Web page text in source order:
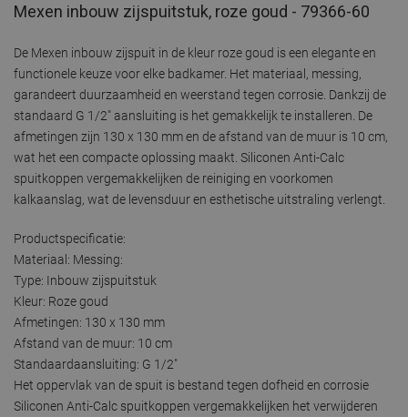
Mexen inbouw zijspuitstuk, roze goud - 79366-60
De Mexen inbouw zijspuit in de kleur roze goud is een elegante en
functionele keuze voor elke badkamer. Het materiaal, messing,
garandeert duurzaamheid en weerstand tegen corrosie. Dankzij de
standaard G 1/2" aansluiting is het gemakkelijk te installeren. De
afmetingen zijn 130 x 130 mm en de afstand van de muur is 10 cm,
wat het een compacte oplossing maakt. Siliconen Anti-Calc
spuitkoppen vergemakkelijken de reiniging en voorkomen
kalkaanslag, wat de levensduur en esthetische uitstraling verlengt.
Productspecificatie:
Materiaal: Messing:
Type: Inbouw zijspuitstuk
Kleur: Roze goud
Afmetingen: 130 x 130 mm
Afstand van de muur: 10 cm
Standaardaansluiting: G 1/2"
Het oppervlak van de spuit is bestand tegen dofheid en corrosie
Siliconen Anti-Calc spuitkoppen vergemakkelijken het verwijderen